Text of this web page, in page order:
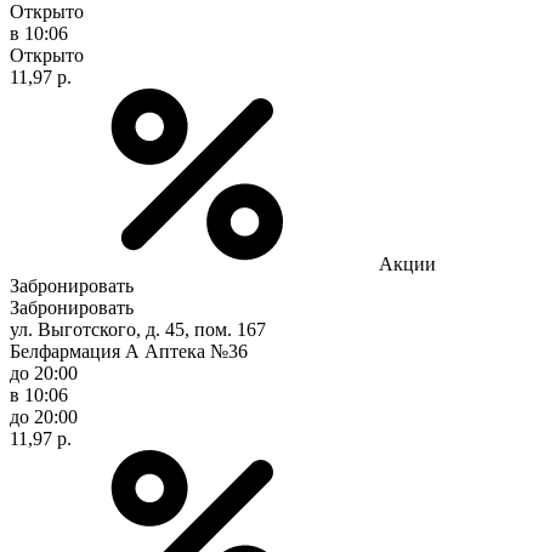
Открыто
в 10:06
Открыто
11,97 р.
Акции
Забронировать
Забронировать
ул. Выготского, д. 45, пом. 167
Белфармация А Аптека №36
до 20:00
в 10:06
до 20:00
11,97 р.